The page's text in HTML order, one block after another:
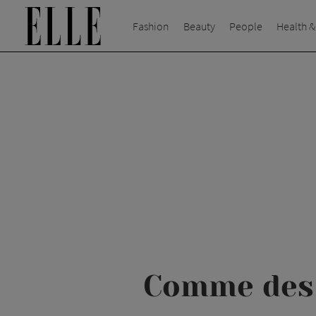
Fashion Beauty People Health
Comme